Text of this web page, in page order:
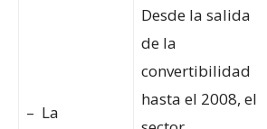
– La
Desde la salida
de la
convertibilidad
hasta el 2008, el